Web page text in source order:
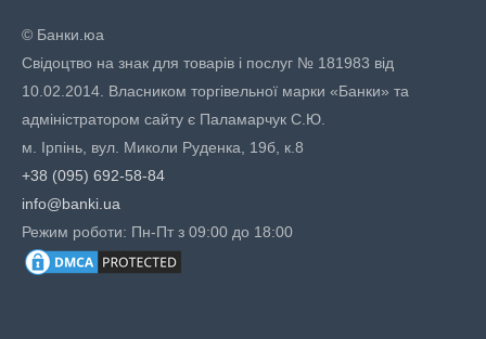
© Банки.юа
Свідоцтво на знак для товарів і послуг № 181983 від
10.02.2014. Власником торгівельної марки «Банки» та
адміністратором сайту є Паламарчук С.Ю.
м. Ірпінь, вул. Миколи Руденка, 19б, к.8
+38 (095) 692-58-84
info@banki.ua
Режим роботи: Пн-Пт з 09:00 до 18:00